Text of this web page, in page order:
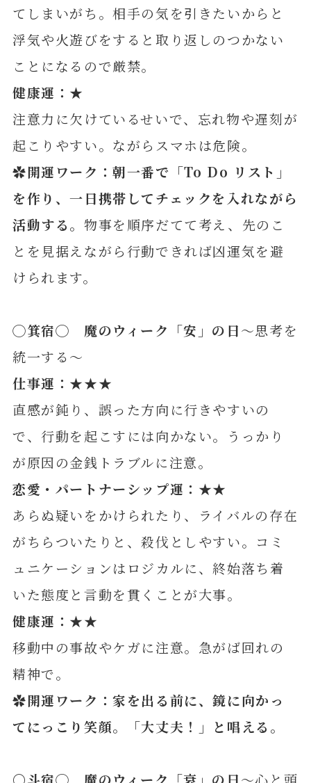
てしまいがち。相手の気を引きたいからと
浮気や火遊びをすると取り返しのつかない
ことになるので厳禁。
健康運：★
注意力に欠けているせいで、忘れ物や遅刻が
起こりやすい。ながらスマホは危険。
✿開運ワーク：朝一番で「To Do リスト」
を作り、一日携帯してチェックを入れながら
活動する。 物事を順序だてて考え、先のこ
とを見据えながら行動できれば凶運気を避
けられます。
◯箕宿◯ 魔のウィーク「安」の日～思考を
統一する～
仕事運：★★★
直感が鈍り、誤った方向に行きやすいの
で、行動を起こすには向かない。うっかり
が原因の金銭トラブルに注意。
恋愛・パートナーシップ運：★★
あらぬ疑いをかけられたり、ライバルの存在
がちらついたりと、殺伐としやすい。コミ
ュニケーションはロジカルに、終始落ち着
いた態度と言動を貫くことが大事。
健康運：★★
移動中の事故やケガに注意。急がば回れの
精神で。
✿開運ワーク：家を出る前に、鏡に向かっ
てにっこり笑顔。「大丈夫！」と唱える。